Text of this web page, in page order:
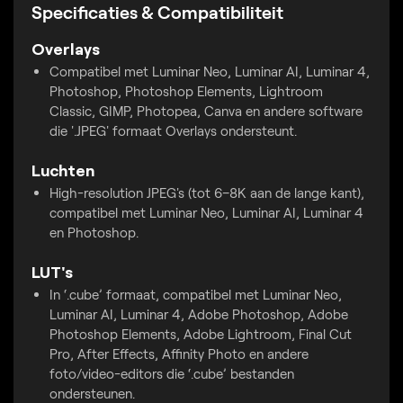
Specificaties & Compatibiliteit
Overlays
Compatibel met Luminar Neo, Luminar AI, Luminar 4,
Photoshop, Photoshop Elements, Lightroom
Classic, GIMP, Photopea, Canva en andere software
die '.JPEG' formaat Overlays ondersteunt.
Luchten
High-resolution JPEG's (tot 6–8K aan de lange kant),
compatibel met Luminar Neo, Luminar AI, Luminar 4
en Photoshop.
LUT's
In ‘.cube’ formaat, compatibel met Luminar Neo,
Luminar AI, Luminar 4, Adobe Photoshop, Adobe
Photoshop Elements, Adobe Lightroom, Final Cut
Pro, After Effects, Affinity Photo en andere
foto/video-editors die ‘.cube’ bestanden
ondersteunen.